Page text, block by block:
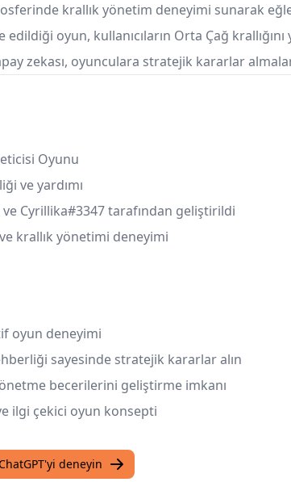
krallık yönetim deneyimi sunarak
edildiği oyun, kullanıcıların Orta Çağ
zekası, oyunculara stratejik kararlar
Oyunu
ve yardımı
Cyrillika#3347 tarafından geliştirildi
krallık yönetimi deneyimi
oyun deneyimi
sayesinde stratejik kararlar alın
becerilerini geliştirme imkanı
ilgi çekici oyun konsepti
deneyin